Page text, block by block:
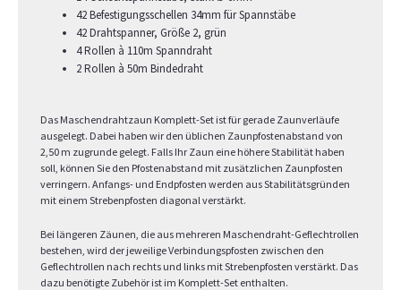
42 Befestigungsschellen 34mm für Spannstäbe
42 Drahtspanner, Größe 2, grün
4 Rollen à 110m Spanndraht
2 Rollen à 50m Bindedraht
Das Maschendrahtzaun Komplett-Set ist für gerade Zaunverläufe
ausgelegt. Dabei haben wir den üblichen Zaunpfostenabstand von
2,50 m zugrunde gelegt. Falls Ihr Zaun eine höhere Stabilität haben
soll, können Sie den Pfostenabstand mit zusätzlichen Zaunpfosten
verringern. Anfangs- und Endpfosten werden aus Stabilitätsgründen
mit einem Strebenpfosten diagonal verstärkt.
Bei längeren Zäunen, die aus mehreren Maschendraht-Geflechtrollen
bestehen, wird der jeweilige Verbindungspfosten zwischen den
Geflechtrollen nach rechts und links mit Strebenpfosten verstärkt. Das
dazu benötigte Zubehör ist im Komplett-Set enthalten.